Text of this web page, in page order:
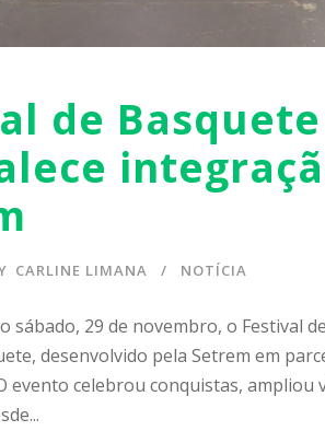
de
CARLINE LIMANA NOTÍCIA
sábado, 29 de novembro, o Festival
desenvolvido pela Setrem em
evento celebrou conquistas, ampliou